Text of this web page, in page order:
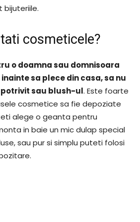
bijuteriile.
cosmeticele?
o doamna sau domnisoara
sa plece din casa, sa nu
sau blush-ul. Este foarte
cosmetice sa fie depoziate
alege o geanta pentru
in baie un mic dulap special
sau pur si simplu puteti folosi